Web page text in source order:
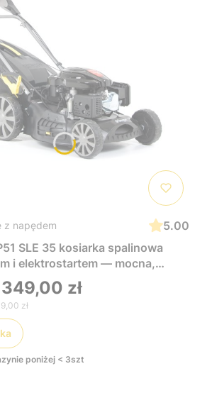
z napędem
5.00
SLE 35 kosiarka spalinowa
i elektrostartem — mocna,
w uruchomieniu, idealna do
349,00 zł
zł
poniżej < 3szt